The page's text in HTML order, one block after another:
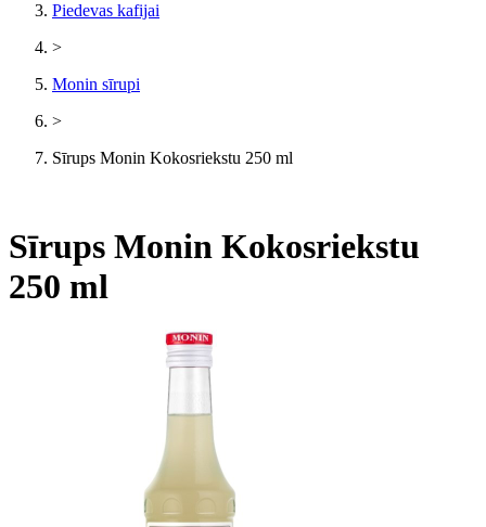
Piedevas kafijai
>
Monin sīrupi
>
Sīrups Monin Kokosriekstu 250 ml
Sīrups Monin Kokosriekstu
250 ml